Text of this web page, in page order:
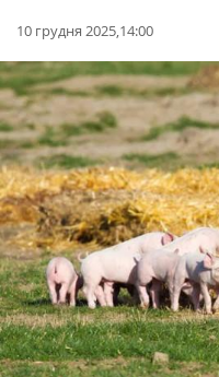
10 грудня 2025,14:00